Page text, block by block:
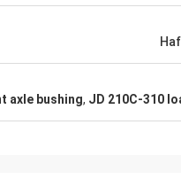
axle bushing, JD 210C-310